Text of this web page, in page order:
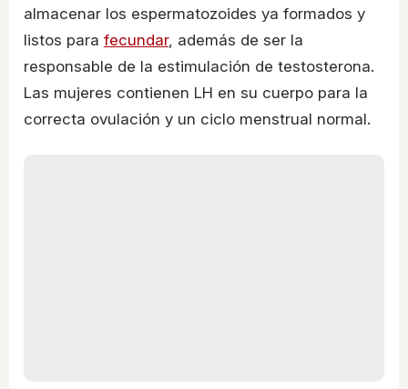
almacenar los espermatozoides ya formados y
listos para fecundar, además de ser la
responsable de la estimulación de testosterona.
Las mujeres contienen LH en su cuerpo para la
correcta ovulación y un ciclo menstrual normal.